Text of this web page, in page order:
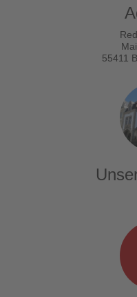
55411